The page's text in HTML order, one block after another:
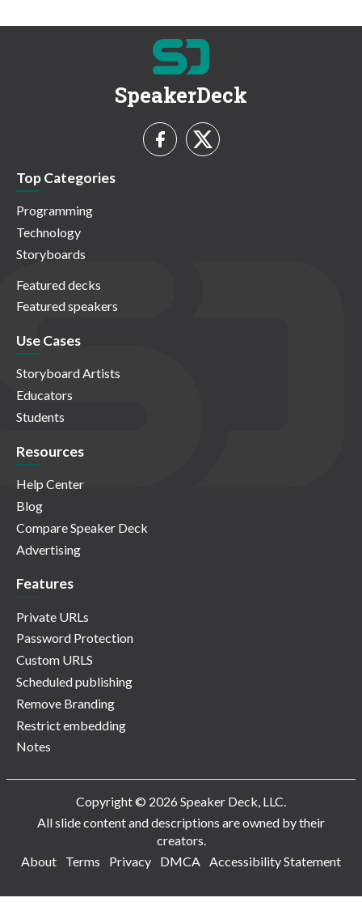
SpeakerDeck
Top Categories
Programming
Technology
Storyboards
Featured decks
Featured speakers
Use Cases
Storyboard Artists
Educators
Students
Resources
Help Center
Blog
Compare Speaker Deck
Advertising
Features
Private URLs
Password Protection
Custom URLS
Scheduled publishing
Remove Branding
Restrict embedding
Notes
Copyright © 2026 Speaker Deck, LLC.
All slide content and descriptions are owned by their
creators.
About
Terms Privacy DMCA Accessibility Statement